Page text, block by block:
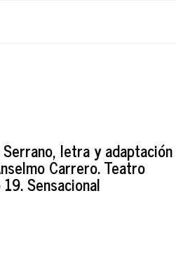
letra y adaptación
Carrero. Teatro
Sensacional